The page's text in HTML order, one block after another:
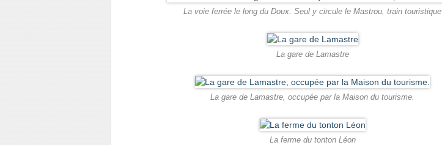
La voie ferrée le long du Doux. Seul y circule le Mastrou, train touristique
La gare de Lamastre
La gare de Lamastre, occupée par la Maison du tourisme.
La ferme du tonton Léon